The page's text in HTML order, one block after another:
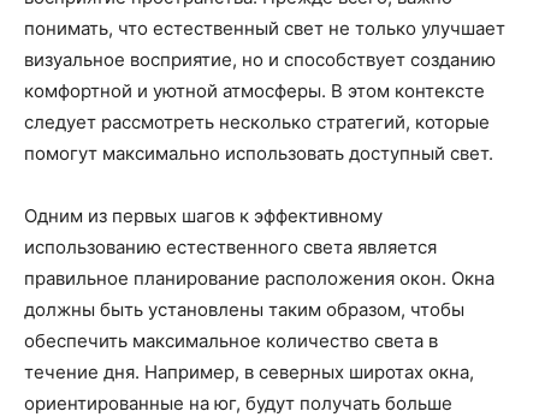
понимать, что естественный свет не только улучшает
визуальное восприятие, но и способствует созданию
комфортной и уютной атмосферы. В этом контексте
следует рассмотреть несколько стратегий, которые
помогут максимально использовать доступный свет.
Одним из первых шагов к эффективному
использованию естественного света является
правильное планирование расположения окон. Окна
должны быть установлены таким образом, чтобы
обеспечить максимальное количество света в
течение дня. Например, в северных широтах окна,
ориентированные на юг, будут получать больше